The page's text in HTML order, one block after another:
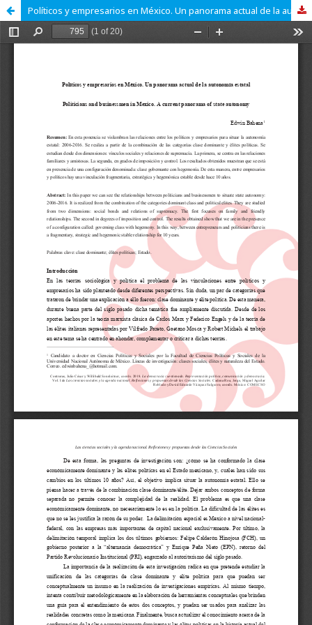
Políticos y empresarios en México. Un panorama actual de la autonomía estatal